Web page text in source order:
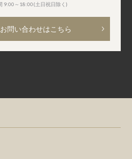
9:00～18:00(土日祝日除く)
問い合わせはこちら